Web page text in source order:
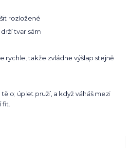
rozložené
tvar sám
rychle, takže zvládne výšlap stejně
úplet pruží, a když váháš mezi